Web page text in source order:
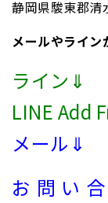
静岡県駿東郡清
メールやライ
ライン⇓
LINE Add
メール⇓
お問い